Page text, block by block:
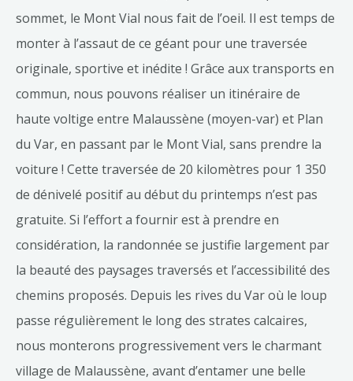
sommet, le Mont Vial nous fait de l’oeil. Il est temps de
monter à l’assaut de ce géant pour une traversée
originale, sportive et inédite ! Grâce aux transports en
commun, nous pouvons réaliser un itinéraire de
haute voltige entre Malaussène (moyen-var) et Plan
du Var, en passant par le Mont Vial, sans prendre la
voiture ! Cette traversée de 20 kilomètres pour 1 350
de dénivelé positif au début du printemps n’est pas
gratuite. Si l’effort a fournir est à prendre en
considération, la randonnée se justifie largement par
la beauté des paysages traversés et l’accessibilité des
chemins proposés. Depuis les rives du Var où le loup
passe régulièrement le long des strates calcaires,
nous monterons progressivement vers le charmant
village de Malaussène, avant d’entamer une belle